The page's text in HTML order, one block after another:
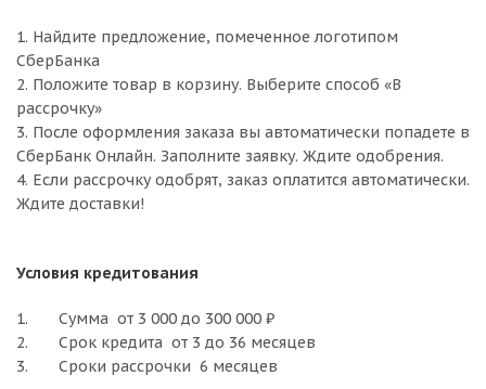
1. Найдите предложение, помеченное логотипом
СберБанка
2. Положите товар в корзину. Выберите способ «В
рассрочку»
3. После оформления заказа вы автоматически попадете в
СберБанк Онлайн. Заполните заявку. Ждите одобрения.
4. Если рассрочку одобрят, заказ оплатится автоматически.
Ждите доставки!
Условия кредитования
1. Cумма от 3 000 до 300 000 ₽
2. Срок кредита от 3 до 36 месяцев
3. Сроки рассрочки 6 месяцев